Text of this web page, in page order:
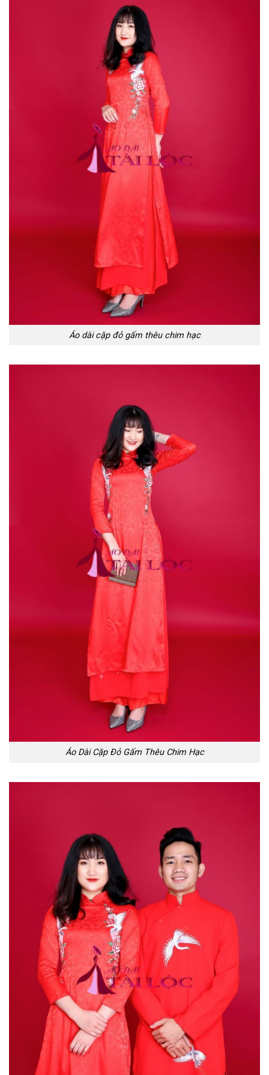
Áo dài cặp đỏ gấm thêu chim hạc
Áo Dài Cặp Đỏ Gấm Thêu Chim Hạc